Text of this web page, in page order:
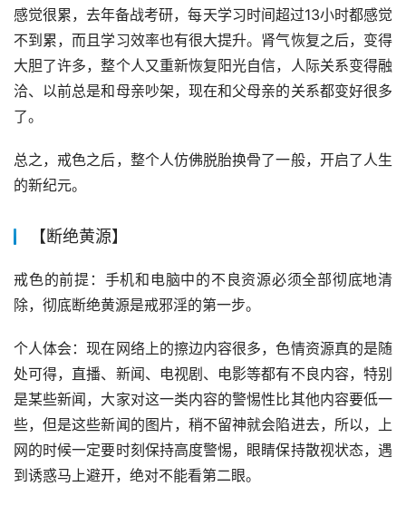
感觉很累，去年备战考研，每天学习时间超过13小时都感觉
不到累，而且学习效率也有很大提升。肾气恢复之后，变得
大胆了许多，整个人又重新恢复阳光自信，人际关系变得融
洽、以前总是和母亲吵架，现在和父母亲的关系都变好很多
了。
总之，戒色之后，整个人仿佛脱胎换骨了一般，开启了人生
的新纪元。
【断绝黄源】
戒色的前提：手机和电脑中的不良资源必须全部彻底地清
除，彻底断绝黄源是戒邪淫的第一步。
个人体会：现在网络上的擦边内容很多，色情资源真的是随
处可得，直播、新闻、电视剧、电影等都有不良内容，特别
是某些新闻，大家对这一类内容的警惕性比其他内容要低一
些，但是这些新闻的图片，稍不留神就会陷进去，所以，上
网的时候一定要时刻保持高度警惕，眼睛保持散视状态，遇
到诱惑马上避开，绝对不能看第二眼。